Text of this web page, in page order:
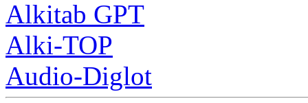
Alkitab GPT
Alki-TOP
Audio-Diglot